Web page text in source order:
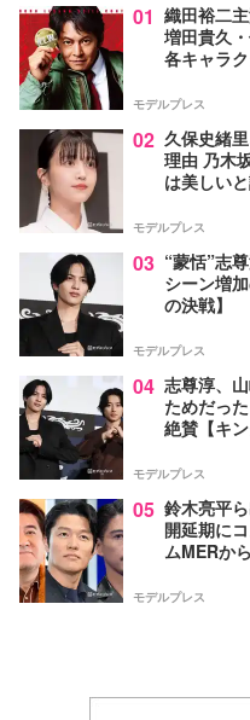
01 織田裕二
増田貴久
各キャラ
モデルプレス
02 久保史緒
理由 乃木
は美しい
モデルプレス
03 “蒙恬”志
シーン増
の決戦】
モデルプレス
04 志尊淳、
ためだっ
絶賛【キ
モデルプレス
05 鈴木亮平
開延期に
ムMERか
モデルプレス